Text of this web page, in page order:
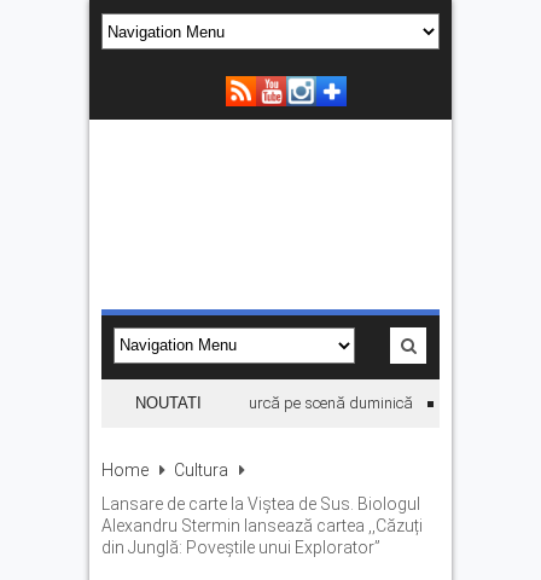
NOUTATI
Daniel Ignat și Titi Cîrstea urcă pe scenă duminică „Hoinari prin
Home
Cultura
Lansare de carte la Viștea de Sus. Biologul
Alexandru Stermin lansează cartea ,,Căzuți
din Junglă: Poveștile unui Explorator”